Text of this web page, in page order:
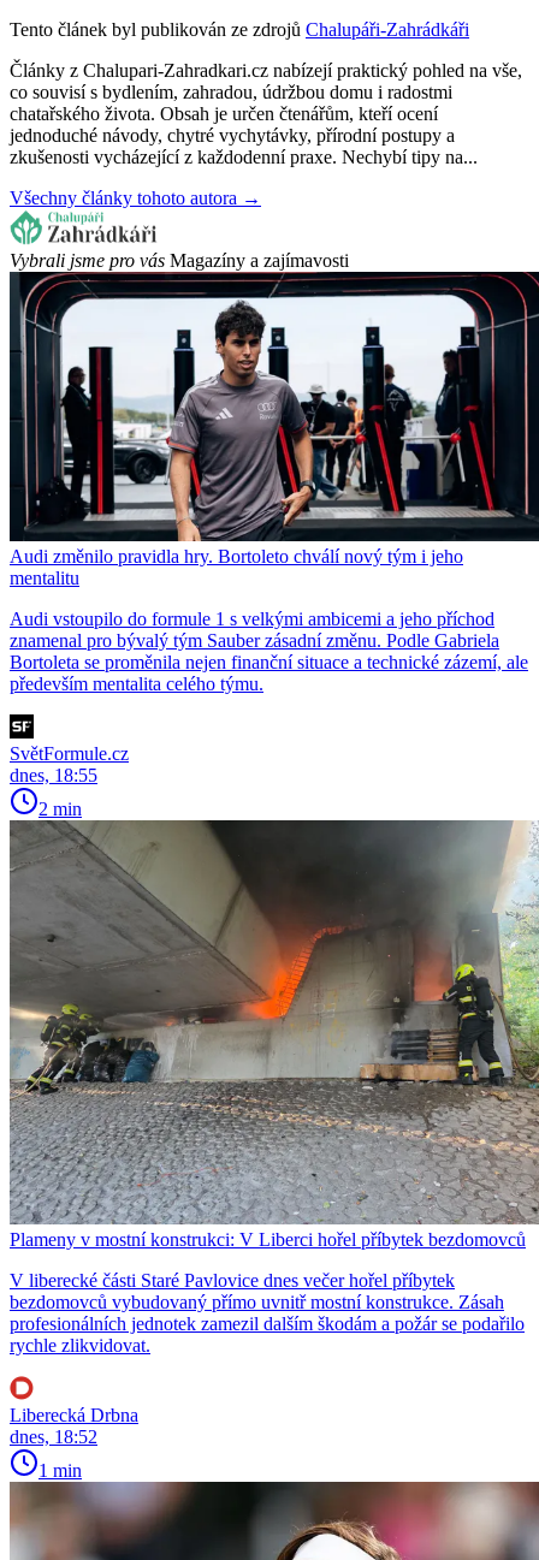
Tento článek byl publikován ze zdrojů Chalupáři-Zahrádkáři
Články z Chalupari-Zahradkari.cz nabízejí praktický pohled na vše,
co souvisí s bydlením, zahradou, údržbou domu i radostmi
chatařského života. Obsah je určen čtenářům, kteří ocení
jednoduché návody, chytré vychytávky, přírodní postupy a
zkušenosti vycházející z každodenní praxe. Nechybí tipy na...
Všechny články tohoto autora →
Vybrali jsme pro vás Magazíny a zajímavosti
Audi změnilo pravidla hry. Bortoleto chválí nový tým i jeho
mentalitu
Audi vstoupilo do formule 1 s velkými ambicemi a jeho příchod
znamenal pro bývalý tým Sauber zásadní změnu. Podle Gabriela
Bortoleta se proměnila nejen finanční situace a technické zázemí, ale
především mentalita celého týmu.
SvětFormule.cz
dnes, 18:55
2 min
Plameny v mostní konstrukci: V Liberci hořel příbytek bezdomovců
V liberecké části Staré Pavlovice dnes večer hořel příbytek
bezdomovců vybudovaný přímo uvnitř mostní konstrukce. Zásah
profesionálních jednotek zamezil dalším škodám a požár se podařilo
rychle zlikvidovat.
Liberecká Drbna
dnes, 18:52
1 min